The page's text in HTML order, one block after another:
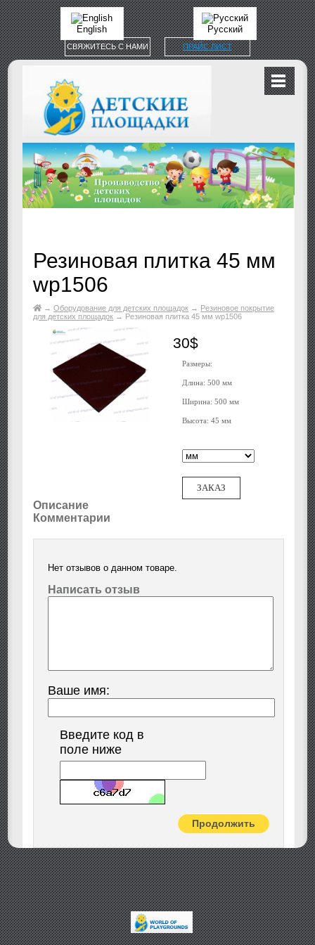
СВЯЖИТЕСЬ С НАМИ ПРАЙС ЛИСТ
English Русский
Резиновая плитка 45 мм
wp1506
→ Оборудование для детских площадок → Резиновое покрытие
для детских площадок → Резиновая плитка 45 мм wp1506
30$
Размеры:
Длина: 500 мм
Ширина: 500 мм
Высота: 45 мм
ЗАКАЗ
Описание
Комментарии
Нет отзывов о данном товаре.
Написать отзыв
Ваше имя:
Введите код в
поле ниже
Продолжить